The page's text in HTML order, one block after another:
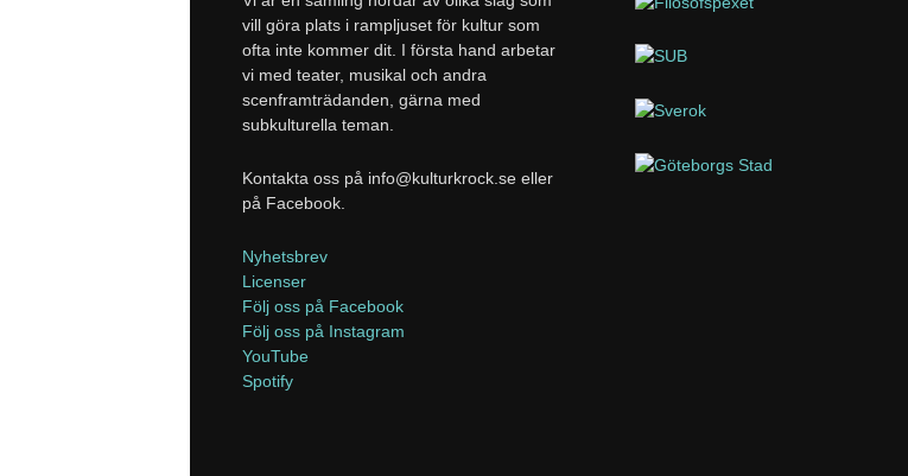
vill göra plats i rampljuset för kultur som
ofta inte kommer dit. I första hand arbetar
vi med teater, musikal och andra
scenframträdanden, gärna med
subkulturella teman.
Kontakta oss på info@kulturkrock.se eller
på Facebook.
Nyhetsbrev
Licenser
Följ oss på Facebook
Följ oss på Instagram
YouTube
Spotify